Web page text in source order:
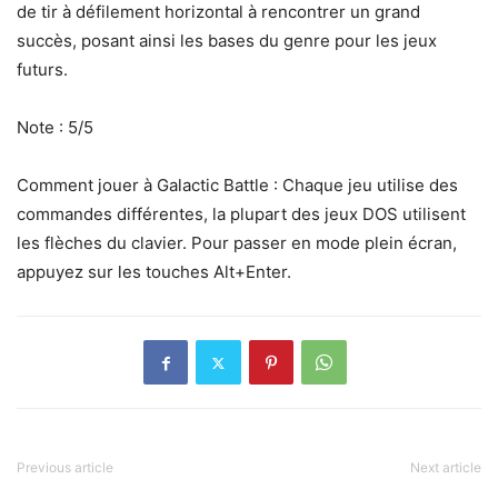
de tir à défilement horizontal à rencontrer un grand
succès, posant ainsi les bases du genre pour les jeux
futurs.
Note : 5/5
Comment jouer à Galactic Battle : Chaque jeu utilise des
commandes différentes, la plupart des jeux DOS utilisent
les flèches du clavier. Pour passer en mode plein écran,
appuyez sur les touches Alt+Enter.
Previous article Next article